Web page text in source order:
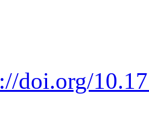
doi.org/